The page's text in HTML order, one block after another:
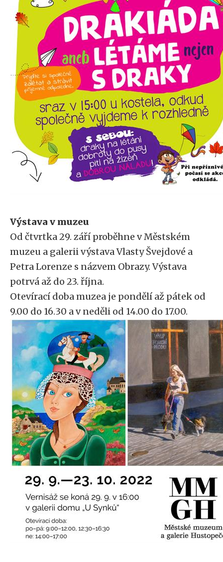
Výstava v muzeu
Od čtvrtka 29. září proběhne v Městském
muzeu a galerii výstava Vlasty Švejdové a
Petra Lorenze s názvem Obrazy. Výstava
potrvá až do 23. října.
Otevírací doba muzea je pondělí až pátek od
9.00 do 16.30 a v neděli od 14.00 do 17.00.